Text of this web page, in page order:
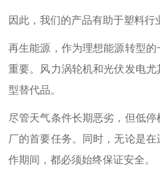
因此，我们的产品有助于塑料行
再生能源，作为理想能源转型
重要。风力涡轮机和光伏发电
型替代品。
尽管天气条件长期恶劣，但低
厂的首要任务。同时，无论是
作期间，都必须始终保证安全。